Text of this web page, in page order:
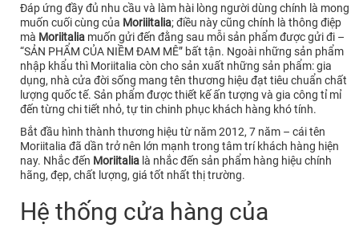
Đáp ứng đầy đủ nhu cầu và làm hài lòng người dùng chính là mong
muốn cuối cùng của Moriiitalia; điều này cũng chính là thông điệp
mà Moriitalia muốn gửi đến đằng sau mỗi sản phẩm được gửi đi –
“SẢN PHẨM CỦA NIỀM ĐAM MÊ” bất tận. Ngoài những sản phẩm
nhập khẩu thì Moriitalia còn cho sản xuất những sản phẩm: gia
dụng, nhà cửa đời sống mang tên thương hiệu đạt tiêu chuẩn chất
lượng quốc tế. Sản phẩm được thiết kế ấn tượng và gia công tỉ mỉ
đến từng chi tiết nhỏ, tự tin chinh phục khách hàng khó tính.
Bắt đầu hình thành thương hiệu từ năm 2012, 7 năm – cái tên
Moriitalia đã dần trở nên lớn mạnh trong tâm trí khách hàng hiện
nay. Nhắc đến Moriitalia là nhắc đến sản phẩm hàng hiệu chính
hãng, đẹp, chất lượng, giá tốt nhất thị trường.
Hệ thống cửa hàng của